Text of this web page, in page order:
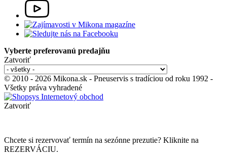
Vyberte preferovanú predajňu
Zatvoriť
© 2010 - 2026 Mikona.sk - Pneuservis s tradíciou od roku 1992 -
Všetky práva vyhradené
Zatvoriť
Chcete si rezervovať termín na sezónne prezutie? Kliknite na
REZERVÁCIU.